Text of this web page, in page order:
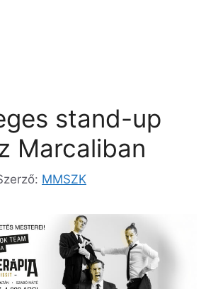
stand-up
Marcaliban
MMSZK